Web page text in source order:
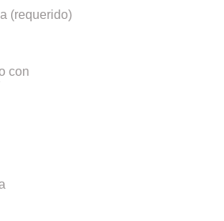
(requerido)
con